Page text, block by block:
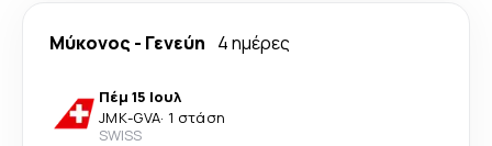
Μύκονος - Γενεύη 4 ημέρες
Πέμ 15 Ιουλ
JMK-GVA· 1 στάση
SWISS